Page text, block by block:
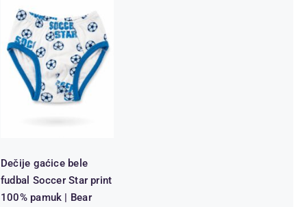
Dečije gaćice
bele fudbal
Soccer Star
print 100%
pamuk | Bear
Underwear
Dečije gaćice bele
fudbal Soccer Star print
100% pamuk | Bear